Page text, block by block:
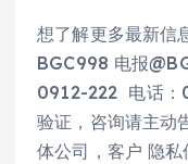
想了解更多最新信
BGC998 电报
0912-222 电话：
验证，咨询请主动
体公司，客户 隐